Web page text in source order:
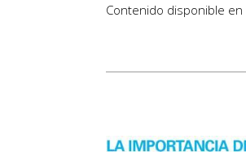
Contenido disponible en